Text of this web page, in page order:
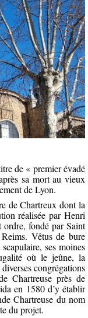
de « premier évadé
sa mort au vieux
de Lyon.
de Chartreux dont la
réalisée par Henri
ordre, fondé par Saint
Vêtus de bure
ses moines
où le jeûne, la
congrégations
Chartreuse près de
en 1580 d’y établir
Chartreuse du nom
du projet.